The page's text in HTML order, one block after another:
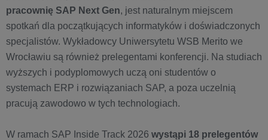
pracownię SAP Next Gen, jest naturalnym miejscem
spotkań dla początkujących informatyków i doświadczonych
specjalistów. Wykładowcy Uniwersytetu WSB Merito we
Wrocławiu są również prelegentami konferencji. Na studiach
wyższych i podyplomowych uczą oni studentów o
systemach ERP i rozwiązaniach SAP, a poza uczelnią
pracują zawodowo w tych technologiach.
W ramach SAP Inside Track 2026 wystąpi 18 prelegentów